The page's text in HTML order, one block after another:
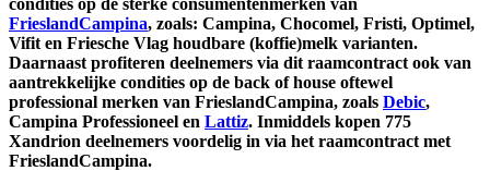
FrieslandCampina, zoals: Campina, Chocomel, Fristi, Optimel,
Vifit en Friesche Vlag houdbare (koffie)melk varianten.
Daarnaast profiteren deelnemers via dit raamcontract ook van
aantrekkelijke condities op de back of house oftewel
professional merken van FrieslandCampina, zoals Debic,
Campina Professioneel en Lattiz. Inmiddels kopen 775
Xandrion deelnemers voordelig in via het raamcontract met
FrieslandCampina.